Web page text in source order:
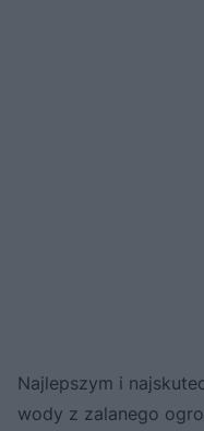
Najlepszym i
wody z zalanego